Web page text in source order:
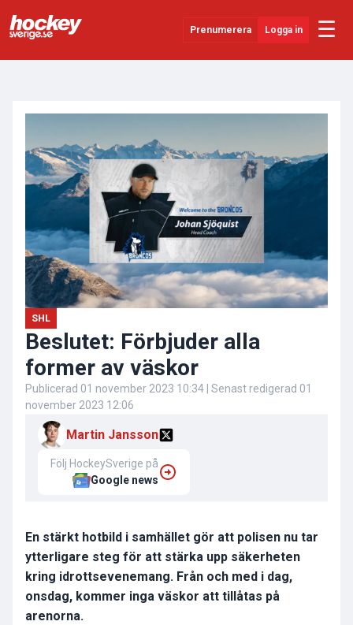
Prenumerera Logga in ☰
Evenemang
SHL
Beslutet: Förbjuder alla
former av väskor
Publicerad 01 november 2023 10:34 | Senast redigerad 01
november 2023 12:06
Martin Jansson
Följ HockeySverige på
Google news
En stärkt hotbild i samhället gör att polisen nu tar
ytterligare steg för att stärka upp säkerheten
kring idrottsevenemang. Från och med i dag,
onsdag, kommer inga väskor att tillåtas på
arenorna.